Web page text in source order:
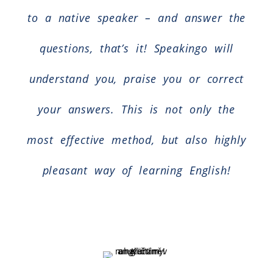
to a native speaker – and answer the
questions, that’s it! Speakingo will
understand you, praise you or correct
your answers. This is not only the
most effective method, but also highly
pleasant way of learning English!